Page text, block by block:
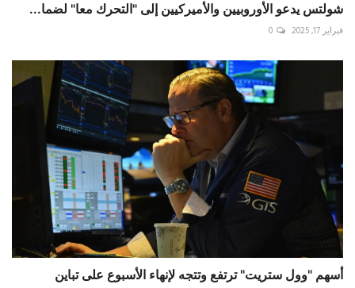
شولتس يدعو الأوروبيين والأميركيين إلى "التحرك معا" لضما...
فبراير 17, 2025 0
أسهم "وول ستريت" ترتفع وتتجه لإنهاء الأسبوع على تباين